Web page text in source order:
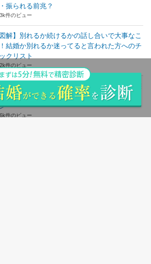
振られる前兆？
件のビュー
図解】別れるか続けるかの話し合いで大事なこ
結婚か別れるか迷ってると言われた方へのチ
クリスト
件のビュー
解】男性が本当に大切な女性にとる７つの態
本気で惚れた女性にだけするコミュニケーシ
件のビュー